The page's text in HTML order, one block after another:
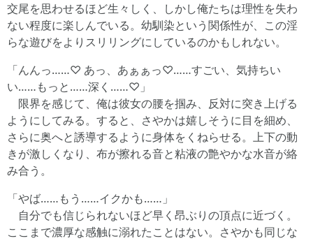
交尾を思わせるほど生々しく、しかし俺たちは理性を失わ
ない程度に楽しんでいる。幼馴染という関係性が、この淫
らな遊びをよりスリリングにしているのかもしれない。
「んんっ……♡ あっ、あぁぁっ♡……すごい、気持ちい
い……もっと……深く……♡」
限界を感じて、俺は彼女の腰を掴み、反対に突き上げる
ようにしてみる。すると、さやかは嬉しそうに目を細め、
さらに奥へと誘導するように身体をくねらせる。上下の動
きが激しくなり、布が擦れる音と粘液の艶やかな水音が絡
み合う。
「やば……もう……イクかも……」
自分でも信じられないほど早く昂ぶりの頂点に近づく。
ここまで濃厚な感触に溺れたことはない。さやかも同じな